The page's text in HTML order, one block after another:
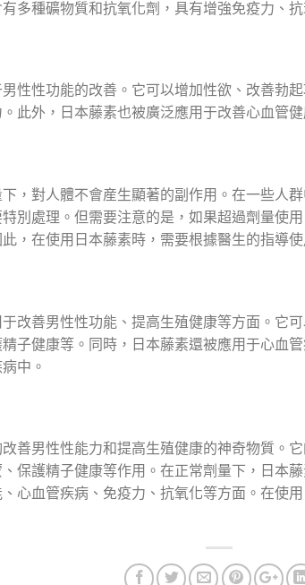
多種礦物質和抗氧化劑，具有增強免疫力、抗
男性性功能的改善。它可以增加性欲、改善勃
此外，日本藤素也被廣泛應用于改善心血管
下，對人體不會産生顯著的副作用。在一些人
別處理。但需要注意的是，如果超過劑量使
，在使用日本藤素時，需要根據醫生的指導使
于改善男性性功能、提高生殖健康等方面。它
子健康等。同時，日本藤素還被應用于心血
中。
改善男性性能力和提高生殖健康的神奇物質。
保護精子健康等作用。在正常劑量下，日本
心血管疾病、免疫力、抗氧化等方面。在使